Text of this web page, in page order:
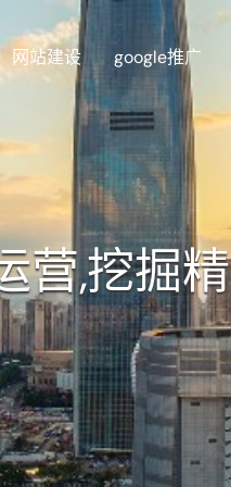
网站建设 google推广
营,挖掘